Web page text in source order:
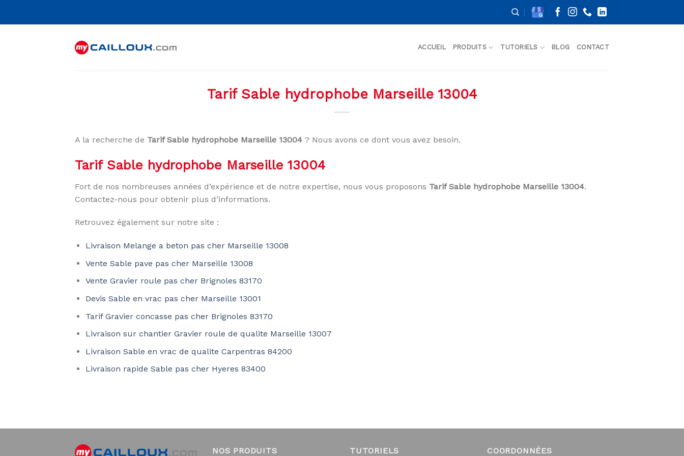
ACCUEIL PRODUITS TUTORIELS BLOG CONTACT
Tarif Sable hydrophobe Marseille 13004
A la recherche de Tarif Sable hydrophobe Marseille 13004 ? Nous avons ce dont vous avez besoin.
Tarif Sable hydrophobe Marseille 13004
Fort de nos nombreuses années d’expérience et de notre expertise, nous vous proposons Tarif Sable hydrophobe Marseille 13004.
Contactez-nous pour obtenir plus d’informations.
Retrouvez également sur notre site :
Livraison Melange a beton pas cher Marseille 13008
Vente Sable pave pas cher Marseille 13008
Vente Gravier roule pas cher Brignoles 83170
Devis Sable en vrac pas cher Marseille 13001
Tarif Gravier concasse pas cher Brignoles 83170
Livraison sur chantier Gravier roule de qualite Marseille 13007
Livraison Sable en vrac de qualite Carpentras 84200
Livraison rapide Sable pas cher Hyeres 83400
NOS PRODUITS TUTORIELS COORDONNÉES